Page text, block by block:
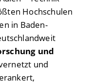
Hochschulen
in Baden-
und
und